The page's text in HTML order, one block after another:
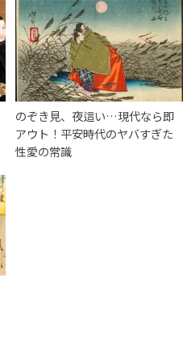
のぞき見、夜這い…現代なら即
アウト！平安時代のヤバすぎた
性愛の常識